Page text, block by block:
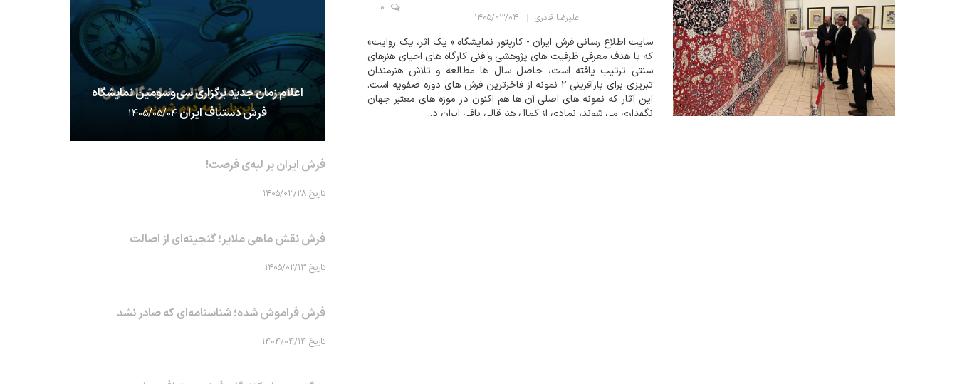
علیرضا قادری ۱۴۰۵/۰۳/۰۴
0
سایت اطلاع رسانی فرش ایران - کارپتور نمایشگاه « یک اثر، یک روایت»
که با هدف معرفی ظرفیت های پژوهشی و فنی کارگاه های احیای هنرهای
سنتی ترتیب یافته است، حاصل سال ها مطالعه و تلاش هنرمندان
تبریزی برای بازآفرینی ۲ نمونه از فاخرترین فرش های دوره صفویه است.
این آثار که نمونه های اصلی آن ها هم اکنون در موزه های معتبر جهان
نگهداری می شوند، نمادی از کمال هنر قالی بافی ایران د...
اعلام زمان جدید برگزاری سی‌وسومین نمایشگاه
فرش دستباف ایران۱۴۰۵/۰۵/۰۴
فرش ایران بر لبه‌ی فرصت!
تاریخ ۱۴۰۵/۰۳/۲۸
فرش نقش ماهی‌ ملایر؛ گنجینه‌ای از اصالت
تاریخ ۱۴۰۵/۰۲/۱۳
فرش فراموش شده؛ شناسنامه‌ای که صادر نشد
تاریخ ۱۴۰۴/۰۴/۱۴